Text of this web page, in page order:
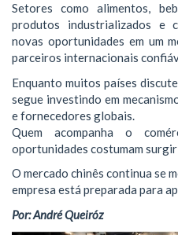
Setores como alimentos,
produtos industrializados e
novas oportunidades em um
parceiros internacionais
Enquanto muitos países
segue investindo em
e fornecedores globais.
Quem acompanha o
oportunidades costumam
O mercado chinês continua se
empresa está preparada para
Por: André Queiróz